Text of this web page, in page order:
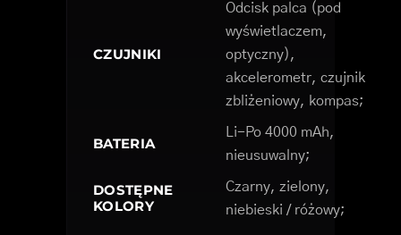
CZUJNIKI
Odcisk palca (pod
wyświetlaczem,
optyczny),
akcelerometr, czujnik
zbliżeniowy, kompas;
BATERIA
Li-Po 4000 mAh,
nieusuwalny;
DOSTĘPNE
KOLORY
Czarny, zielony,
niebieski / różowy;